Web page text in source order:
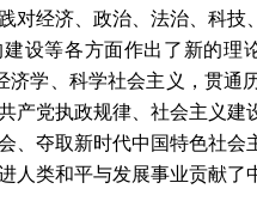
经济、政治、法治、科技
设等各方面作出了新的理
学、科学社会主义，贯通
党执政规律、社会主义
夺取新时代中国特色社会
类和平与发展事业贡献了